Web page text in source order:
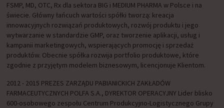
FSMP, MD, OTC, Rx dla sektora BIG i MEDIUM PHARMA w Polsce i na
świecie. Główny łańcuch wartości spółki tworzą: kreacja
innowacyjnych rozwiązań produktowych, rozwój produktu i jego
wytwarzanie w standardzie GMP, oraz tworzenie aplikacji, usług i
kampanii marketingowych, wspierających promocję i sprzedaż
produktów. Obecnie spółka rozwija portfolio produktowe, które
zgodnie z przyjętym modelem biznesowym, licencjonuje Klientom.
2012 - 2015 PREZES ZARZĄDU PABIANICKICH ZAKŁADÓW
FARMACEUTYCZNYCH POLFA S.A., DYREKTOR OPERACYJNY Lider blisko
600-osobowego zespołu Centrum Produkcyjno-Logistycznego Grupy